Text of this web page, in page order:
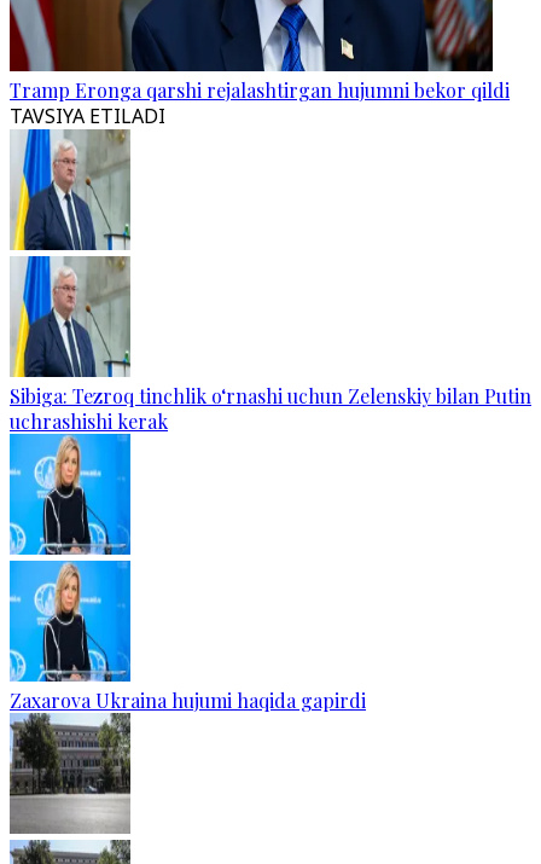
Tramp Eronga qarshi rejalashtirgan hujumni bekor qildi
TAVSIYA ETILADI
Sibiga: Tezroq tinchlik o‘rnashi uchun Zelenskiy bilan Putin
uchrashishi kerak
Zaxarova Ukraina hujumi haqida gapirdi